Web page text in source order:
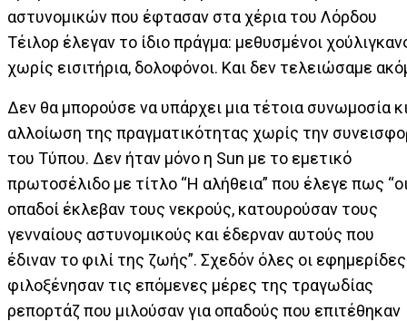
αστυνομικών που έφτασαν στα χέρια του Λόρδου
Τέιλορ έλεγαν το ίδιο πράγμα: μεθυσμένοι
χωρίς εισιτήρια, δολοφόνοι. Και δεν τελειώσαμε
Δεν θα μπορούσε να υπάρχει μια τέτοια συνωμοσία
αλλοίωση της πραγματικότητας χωρίς την
του Τύπου. Δεν ήταν μόνο η Sun με το εμετικό
πρωτοσέλιδο με τίτλο “Η αλήθεια” που έλεγε πως
οπαδοί έκλεβαν τους νεκρούς, κατουρούσαν τους
γενναίους αστυνομικούς και έδερναν αυτούς που
έδιναν το φιλί της ζωής”. Σχεδόν όλες οι εφημερίδες
φιλοξένησαν τις επόμενες μέρες της τραγωδίας
ρεπορτάζ που μιλούσαν για οπαδούς που επιτέθηκαν